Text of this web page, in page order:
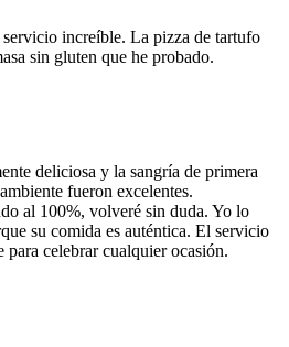
increíble. La pizza de tartufo
sin gluten que he probado.
deliciosa y la sangría de primera
fueron excelentes.
al 100%, volveré sin duda. Yo lo
su comida es auténtica. El servicio
celebrar cualquier ocasión.